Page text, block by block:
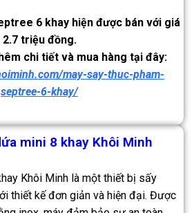
6 khay hiện được bán với giá
2.7 triệu đồng.
chi tiết và mua hàng tại đây:
may-say-thuc-pham-
septree-6-khay/
mini 8 khay Khôi Minh
Khôi Minh là một thiết bị sấy
thiết kế đơn giản và hiện đại. Được